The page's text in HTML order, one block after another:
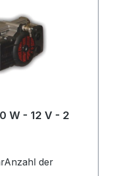
W - 12 V - 2
der